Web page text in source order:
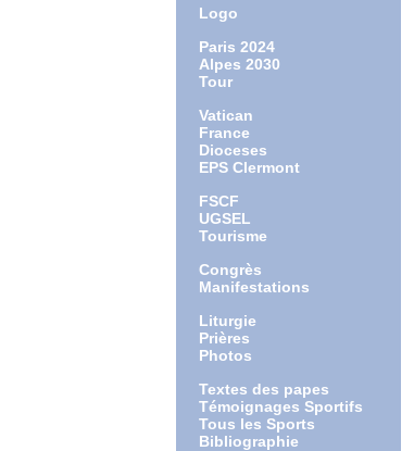
Logo
Paris 2024
Alpes 2030
Tour
Vatican
France
Dioceses
EPS Clermont
FSCF
UGSEL
Tourisme
Congrès
Manifestations
Liturgie
Prières
Photos
Textes des papes
Témoignages Sportifs
Tous les Sports
Bibliographie